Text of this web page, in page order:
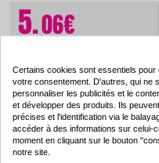
5.06€
Cartouche d'encre
(C13T09694010)
Couleur : gris
Certains cookies sont essentiels
votre consentement. D'autres, qui ne
personnaliser les publicités et le
et développer des produits. Ils
précises et l'identification via le
accéder à des informations sur celui-
moment en cliquant sur le bouton
notre site.